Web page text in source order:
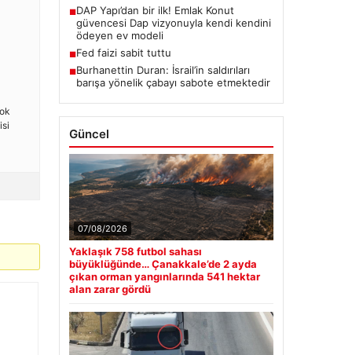
■DAP Yapı’dan bir ilk! Emlak Konut
güvencesi Dap vizyonuyla kendi kendini
ödeyen ev modeli
■Fed faizi sabit tuttu
■Burhanettin Duran: İsrail’in saldırıları
barışa yönelik çabayı sabote etmektedir
Güncel
07/08/2026
Yaklaşık 758 futbol sahası
büyüklüğünde… Çanakkale’de 2 ayda
çıkan orman yangınlarında 541 hektar
alan zarar gördü